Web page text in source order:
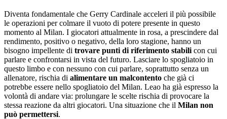
Diventa fondamentale che Gerry Cardinale acceleri il più possibile
le operazioni per colmare il vuoto di potere presente in questo
momento al Milan. I giocatori attualmente in rosa, a prescindere dal
rendimento, positivo o negativo, della loro stagione, hanno un
bisogno impellente di trovare punti di riferimento stabili con cui
parlare e confrontarsi in vista del futuro. Lasciare lo spogliatoio in
questo limbo e con nessuno con cui parlare, soprattutto senza un
allenatore, rischia di alimentare un malcontento che già ci
potrebbe essere nello spogliatoio del Milan. Leao ha già espresso la
volontà di andare via: prolungare le scelte rischia di provocare la
stessa reazione da altri giocatori. Una situazione che il Milan non
può permettersi.